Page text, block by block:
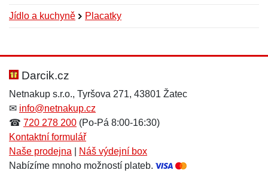
Jídlo a kuchyně Placatky
Hodnocení:
Jméno: *
Jméno:
E-mail:*
Darcik.cz
Netnakup s.r.o., Tyršova 271, 43801 Žatec
✉ info@netnakup.cz
☎ 720 278 200 (Po-Pá 8:00-16:30)
Kontaktní formulář
Naše prodejna
Náš výdejní box
Nabízíme mnoho možností plateb.